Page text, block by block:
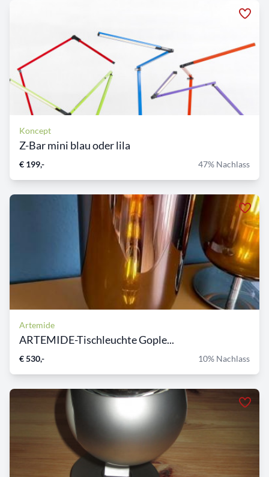
Koncept
Z-Bar mini blau oder lila
€ 199,- 47% Nachlass
Artemide
ARTEMIDE-Tischleuchte Gople...
€ 530,- 10% Nachlass